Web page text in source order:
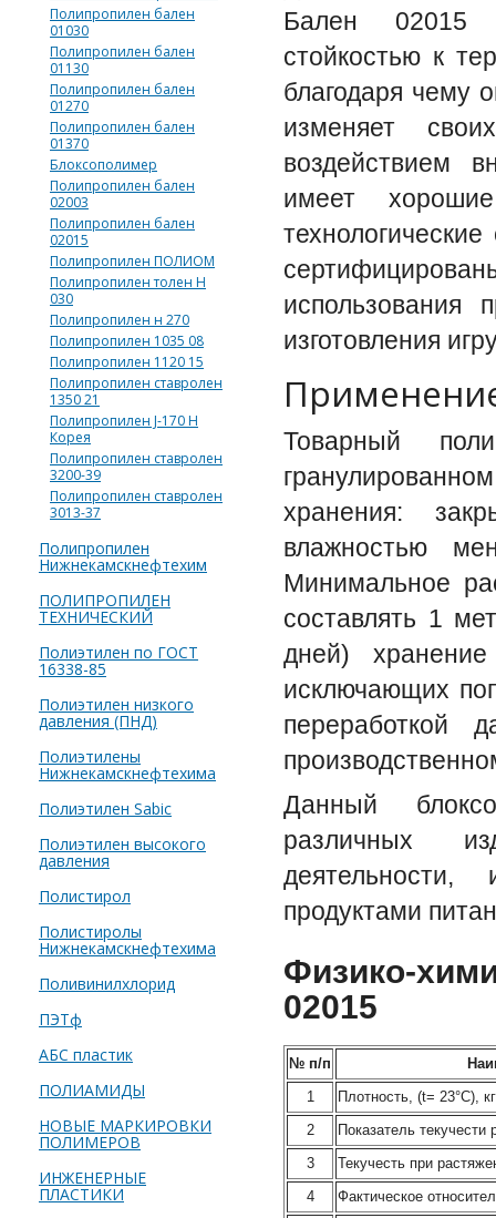
Полипропилен бален
01030
Полипропилен бален
01130
Полипропилен бален
01270
Полипропилен бален
01370
Блоксополимер
Полипропилен бален
02003
Полипропилен бален
02015
Полипропилен ПОЛИОМ
Полипропилен толен Н
030
Полипропилен н 270
Полипропилен 1035 08
Полипропилен 1120 15
Полипропилен ставролен
1350 21
Полипропилен J-170 H
Корея
Полипропилен ставролен
3200-39
Полипропилен ставролен
3013-37
Полипропилен
Нижнекамскнефтехим
ПОЛИПРОПИЛЕН
ТЕХНИЧЕСКИЙ
Полиэтилен по ГОСТ
16338-85
Полиэтилен низкого
давления (ПНД)
Полиэтилены
Нижнекамскнефтехима
Полиэтилен Sabic
Полиэтилен высокого
давления
Полистирол
Полистиролы
Нижнекамскнефтехима
Поливинилхлорид
ПЭТф
АБС пластик
ПОЛИАМИДЫ
НОВЫЕ МАРКИРОВКИ
ПОЛИМЕРОВ
ИНЖЕНЕРНЫЕ
ПЛАСТИКИ
Бaлен 02015
стойкостью к
благодаря чему
изменяет
воздействием
имеет
изготовления
Товарный
хранения:
влажностью
Минимальное
составлять 1
дней)
исключающих
переработкой
Данный
различных
продуктами
Физико-
02015
№ п/п
1
Плотность, (t= 23°С),
2
Показатель текучести
3
Текучесть при
4
Фактическое